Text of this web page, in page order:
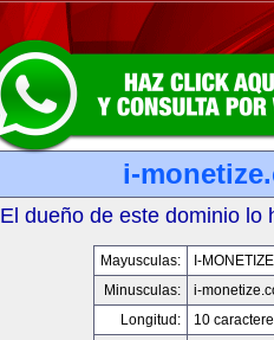
i-
El dueño de este dominio lo
Mayusculas:
I-
Minusculas:
i-
Longitud:
10